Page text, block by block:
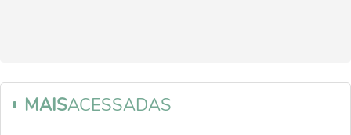
MAISACESSADAS